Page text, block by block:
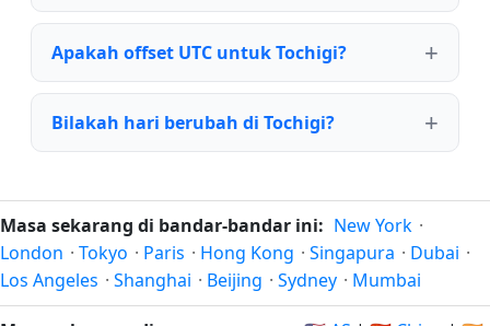
Apakah offset UTC untuk Tochigi?
Bilakah hari berubah di Tochigi?
Masa sekarang di bandar-bandar ini: New York ·
London · Tokyo · Paris · Hong Kong · Singapura · Dubai ·
Los Angeles · Shanghai · Beijing · Sydney · Mumbai